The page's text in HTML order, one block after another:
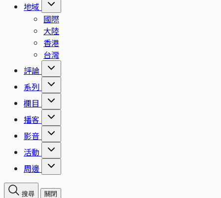
地域
國際
大陸
香港
台灣
評論
系列
欄目
播客
影音
活動
周邊
搜尋 關閉